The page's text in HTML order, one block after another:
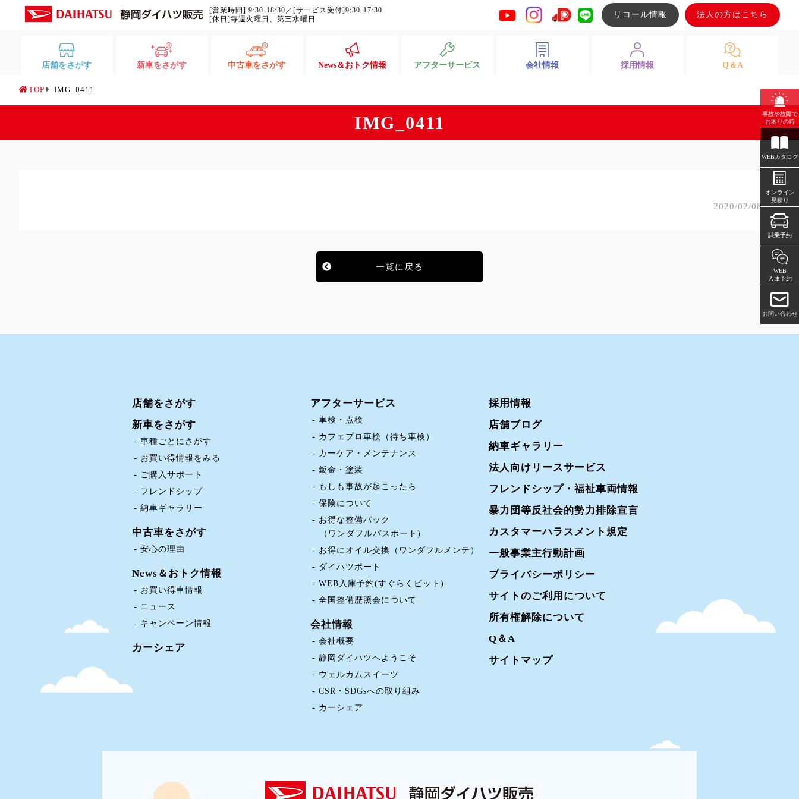
[営業時間] 9:30-18:30／[サービス受付]9:30-17:30
[休日]毎週火曜日、第三水曜日
リコール情報 法人の方はこちら
店舗をさがす 新車をさがす 中古車をさがす News＆おトク情報 アフターサービス 会社情報 採用情報 Q＆A
事故や故障で
お困りの時
WEBカタログ
オンライン
見積り
試乗予約
WEB
入庫予約
お問い合わせ
TOP IMG_0411
IMG_0411
2020/02/08
一覧に戻る
店舗をさがす
新車をさがす
車種ごとにさがす
お買い得情報をみる
ご購入サポート
フレンドシップ
納車ギャラリー
中古車をさがす
安心の理由
News＆おトク情報
お買い得車情報
ニュース
キャンペーン情報
カーシェア
アフターサービス
車検・点検
カフェプロ車検（待ち車検）
カーケア・メンテナンス
鈑金・塗装
もしも事故が起こったら
保険について
お得な整備パック
（ワンダフルパスポート)
お得にオイル交換（ワンダフルメンテ）
ダイハツポート
WEB入庫予約(すぐらくピット)
全国整備歴照会について
会社情報
会社概要
静岡ダイハツへようこそ
ウェルカムスイーツ
CSR・SDGsへの取り組み
カーシェア
採用情報
店舗ブログ
納車ギャラリー
法人向けリースサービス
フレンドシップ・福祉車両情報
暴力団等反社会的勢力排除宣言
カスタマーハラスメント規定
一般事業主行動計画
プライバシーポリシー
サイトのご利用について
所有権解除について
Q＆A
サイトマップ